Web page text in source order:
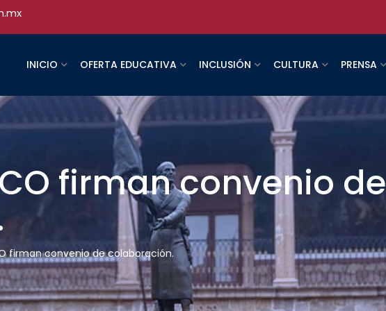
INICIO OFERTA EDUCATIVA INCLUSIÓN CULTURA PRENSA
firman convenio de
firman convenio de colaboración.